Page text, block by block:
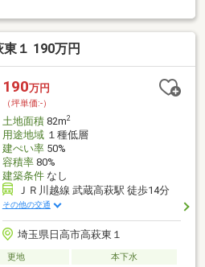
と見学などご希望に合わせたご案
ダポイント・家具家電特別割引な
１ 190万円
190万円
（坪単価:-）
土地面積82m2
用途地域１種低層
建ぺい率50%
容積率80%
建築条件なし
ＪＲ川越線 武蔵高萩駅 徒歩14分
その他の交通
埼玉県日高市高萩東１
更地
本下水